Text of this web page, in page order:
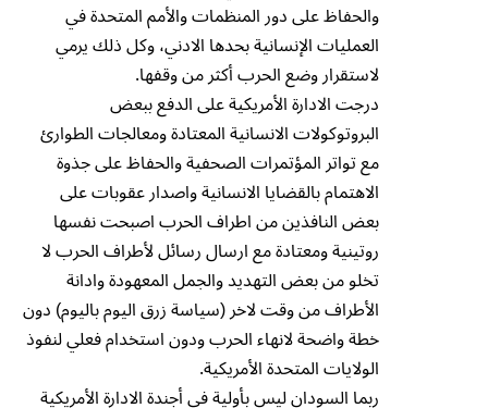
والحفاظ على دور المنظمات والأمم المتحدة في
العمليات الإنسانية بحدها الادني، وكل ذلك يرمي
لاستقرار وضع الحرب أكثر من وقفها.
درجت الادارة الأمريكية على الدفع ببعض
البروتوكولات الانسانية المعتادة ومعالجات الطوارئ
مع تواتر المؤتمرات الصحفية والحفاظ على جذوة
الاهتمام بالقضايا الانسانية واصدار عقوبات على
بعض النافذين من اطراف الحرب اصبحت نفسها
روتينية ومعتادة مع ارسال رسائل لأطراف الحرب لا
تخلو من بعض التهديد والجمل المعهودة وادانة
الأطراف من وقت لاخر (سياسة زرق اليوم باليوم) دون
خطة واضحة لانهاء الحرب ودون استخدام فعلي لنفوذ
الولايات المتحدة الأمريكية.
ربما السودان ليس بأولية في أجندة الادارة الأمريكية